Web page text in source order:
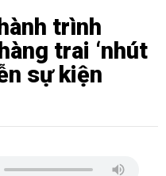
trình
trai ‘nhút
sự kiện